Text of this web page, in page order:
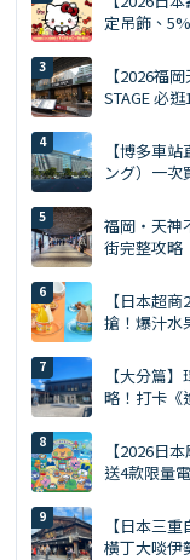
定吊飾、
【2026福
STAGE 必
【博多車
ング）一次
福岡・天神
街完整攻略
【日本超
搶！爆汁水
【大分篇
略！打卡《
【2026日
送4款限量
【日本三
橫丁大啖伊